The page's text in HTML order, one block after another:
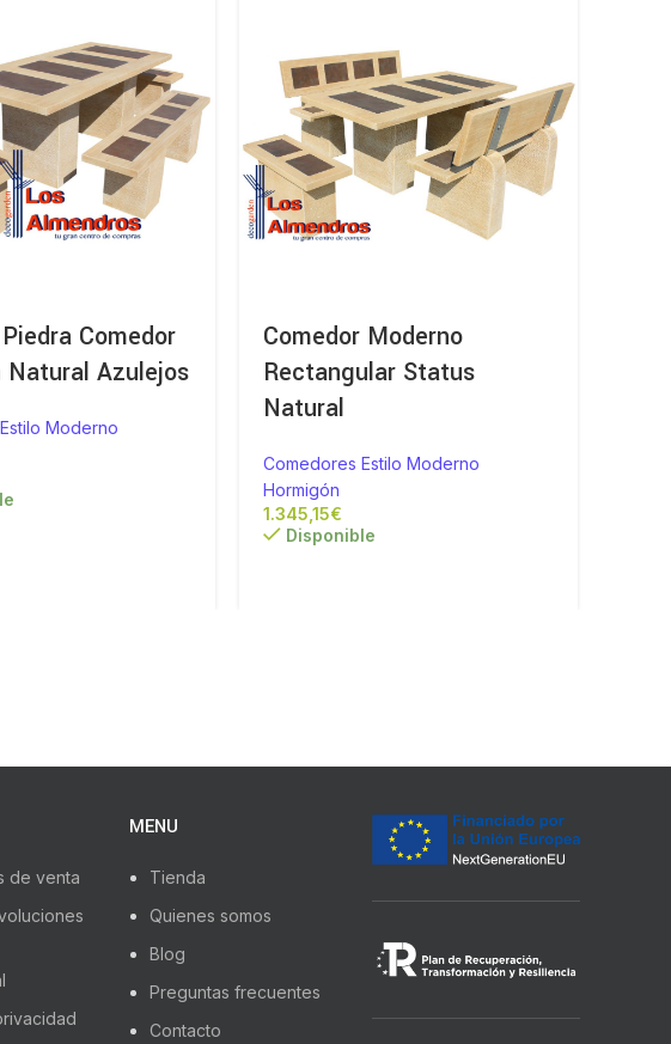
Comedor
Natural Azulejos
Moderno
Comedor Moderno
Rectangular Status
Natural
Comedores Estilo Moderno
Hormigón
€
Disponible
de venta
MENU
Tienda
Quienes somos
Blog
Preguntas frecuentes
Contacto